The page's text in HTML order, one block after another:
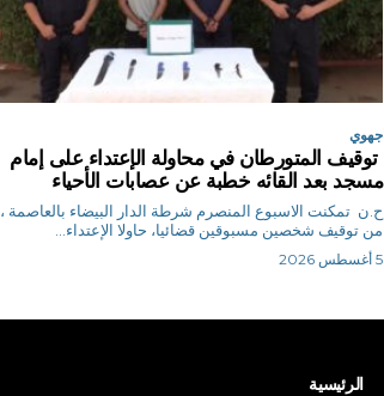
جهوي
توقيف المتورطان في محاولة الإعتداء على إمام
مسجد بعد القائه خطبة عن عصابات الأحياء
ح.ن تمكنت الاسبوع المنصرم شرطة الدار البيضاء بالعاصمة ،
من توقيف شخصين مسبوقين قضائيا، حاولا الإعتداء...
5 أغسطس 2026
الرئيسية